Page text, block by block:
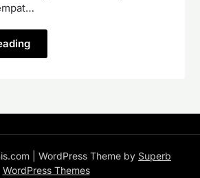
| WordPress Theme by Superb
WordPress Themes